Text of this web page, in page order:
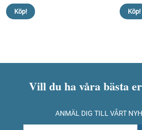
Köp! Köp!
Vill du ha våra bästa
ANMÄL DIG TILL VÅRT